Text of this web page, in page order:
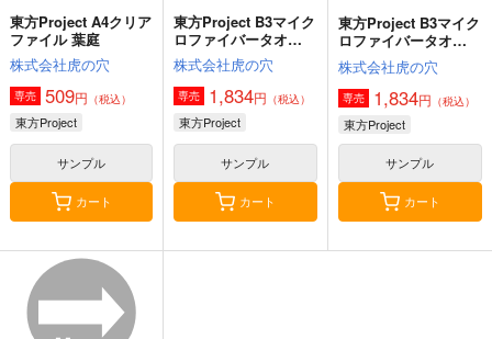
東方剛欲異聞～水没し
た沈愁地獄
黄昏フロンティア
東方Project A4クリア
ファイル 葉庭
株式会社虎の穴
専売 509円 （税込）
東方Project
サンプル
カート
東方Project B3マイク
ロファイバータオ
ル 葉庭
株式会社虎の穴
専売 1,834円 （税込）
東方Project
サンプル
カート
東方Project B3マイク
ロファイバータオ
ル 萩原凛
株式会社虎の穴
専売 1,834円 （税込）
東方Project
サンプル
カート